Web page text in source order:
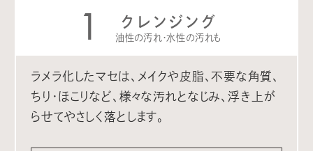
1 クレンジング
油性の汚れ・水性の汚れも
ラメラ化したマセは、メイクや皮脂、不要な角質、
ちり・ほこりなど、様々な汚れとなじみ、浮き上が
らせてやさしく落とします。